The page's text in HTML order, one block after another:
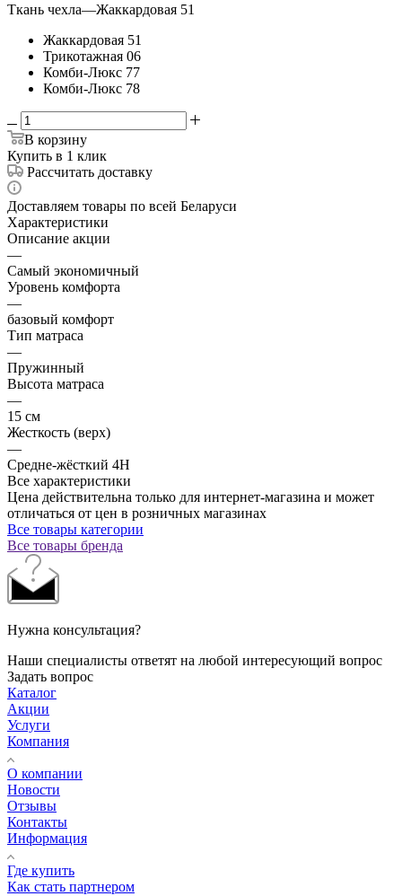
Ткань чехла—Жаккардовая 51
Жаккардовая 51
Трикотажная 06
Комби-Люкс 77
Комби-Люкс 78
В корзину
Купить в 1 клик
Рассчитать доставку
Доставляем товары по всей Беларуси
Характеристики
Описание акции
—
Самый экономичный
Уровень комфорта
—
базовый комфорт
Тип матраса
—
Пружинный
Высота матраса
—
15 см
Жесткость (верх)
—
Средне-жёсткий 4H
Все характеристики
Цена действительна только для интернет-магазина и может
отличаться от цен в розничных магазинах
Все товары категории
Все товары бренда
Нужна консультация?
Наши специалисты ответят на любой интересующий вопрос
Задать вопрос
Каталог
Акции
Услуги
Компания
О компании
Новости
Отзывы
Контакты
Информация
Где купить
Как стать партнером